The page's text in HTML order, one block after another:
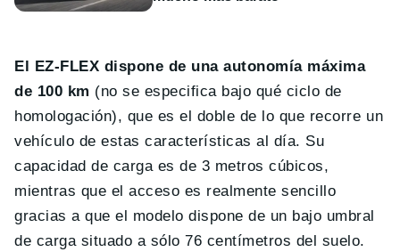
El EZ-FLEX dispone de una autonomía máxima
de 100 km (no se especifica bajo qué ciclo de
homologación), que es el doble de lo que recorre un
vehículo de estas características al día. Su
capacidad de carga es de 3 metros cúbicos,
mientras que el acceso es realmente sencillo
gracias a que el modelo dispone de un bajo umbral
de carga situado a sólo 76 centímetros del suelo.